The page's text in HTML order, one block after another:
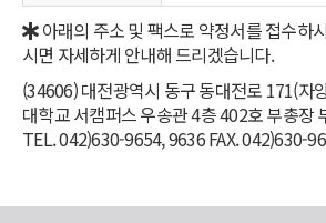
아래의 주소 및 팩스로 약정서를 접수하
시면 자세하게 안내해 드리겠습니다.
(34606) 대전광역시 동구 동대전로 171(자
대학교 서캠퍼스 우송관 4층 402호 부총장
TEL. 042)630-9654, 9636 FAX. 042)630-